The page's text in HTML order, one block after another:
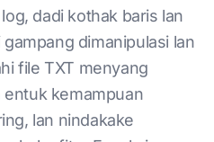
dadi kothak baris lan
dimanipulasi lan
file TXT menyang
entuk kemampuan
lan nindakake